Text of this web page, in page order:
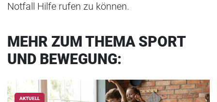
Notfall Hilfe rufen zu können.
MEHR ZUM THEMA SPORT
UND BEWEGUNG:
AKTUELL